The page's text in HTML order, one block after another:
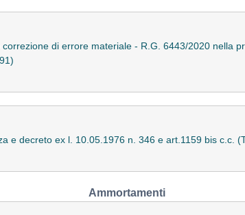
di errore materiale - R.G. 6443/2020 nella
e decreto ex l. 10.05.1976 n. 346 e art.1159 bis c.c.
Ammortamenti